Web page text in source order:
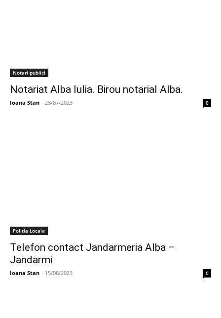
Notari publici
Notariat Alba Iulia. Birou notarial Alba.
Ioana Stan - 28/07/2023 0
Politia Locala
Telefon contact Jandarmeria Alba –
Jandarmi
Ioana Stan - 15/06/2023 0